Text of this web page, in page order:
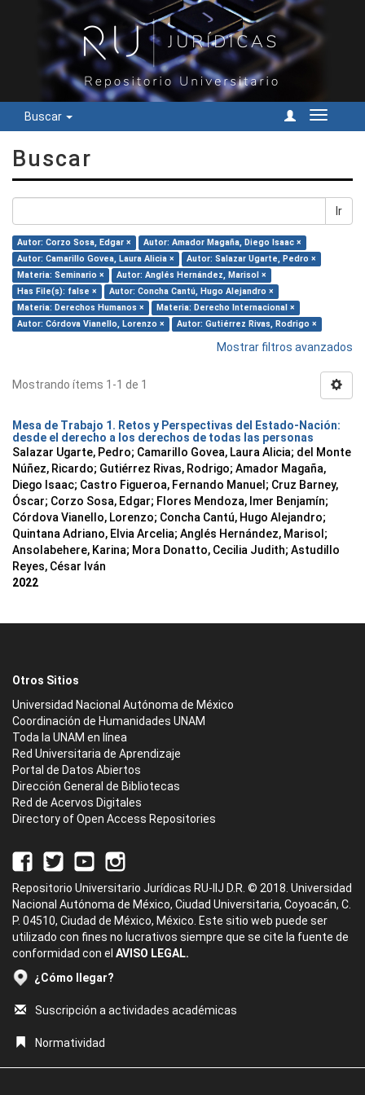
Buscar
Cambiar
Buscar
Ir
Autor: Corzo Sosa, Edgar ×
Autor: Amador Magaña, Diego Isaac ×
Autor: Camarillo Govea, Laura Alicia ×
Autor: Salazar Ugarte, Pedro ×
Materia: Seminario ×
Autor: Anglés Hernández, Marisol ×
Has File(s): false ×
Autor: Concha Cantú, Hugo Alejandro ×
Materia: Derechos Humanos ×
Materia: Derecho Internacional ×
Autor: Córdova Vianello, Lorenzo ×
Autor: Gutiérrez Rivas, Rodrigo ×
Mostrar filtros avanzados
Mostrando ítems 1-1 de 1
Mesa de Trabajo 1. Retos y Perspectivas del Estado-Nación:
desde el derecho a los derechos de todas las personas
Salazar Ugarte, Pedro; Camarillo Govea, Laura Alicia; del Monte
Núñez, Ricardo; Gutiérrez Rivas, Rodrigo; Amador Magaña,
Diego Isaac; Castro Figueroa, Fernando Manuel ; Cruz Barney,
Óscar; Corzo Sosa, Edgar; Flores Mendoza, Imer Benjamín;
Córdova Vianello, Lorenzo; Concha Cantú, Hugo Alejandro;
Quintana Adriano, Elvia Arcelia; Anglés Hernández, Marisol ;
Ansolabehere, Karina; Mora Donatto, Cecilia Judith; Astudillo
Reyes, César Iván
2022
Otros Sitios
Universidad Nacional Autónoma de México
Coordinación de Humanidades UNAM
Toda la UNAM en línea
Red Universitaria de Aprendizaje
Portal de Datos Abiertos
Dirección General de Bibliotecas
Red de Acervos Digitales
Directory of Open Access Repositories
Repositorio Universitario Jurídicas RU-IIJ D.R. © 2018. Universidad
Nacional Autónoma de México, Ciudad Universitaria, Coyoacán, C.
P. 04510, Ciudad de México, México. Este sitio web puede ser
utilizado con fines no lucrativos siempre que se cite la fuente de
conformidad con el AVISO LEGAL.
¿Cómo llegar?
Suscripción a actividades académicas
Normatividad